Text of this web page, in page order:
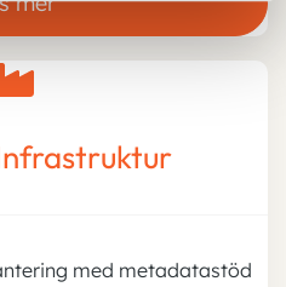
med metadatastöd